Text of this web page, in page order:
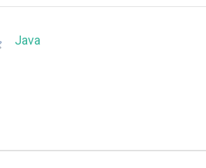
Java